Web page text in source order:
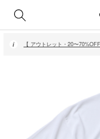
【 月〜金14時、土日祝12時ま
【 アウトレット・20〜
【 月〜金14時、土日祝12時ま